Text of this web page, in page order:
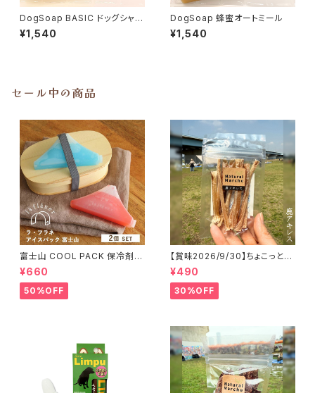
DogSoap BASIC ドッグシャン
プー
¥1,540
DogSoap 蜂蜜オートミール
¥1,540
セール中の商品
富士山 COOL PACK 保冷剤 2
個セット ひんやり雑貨 アイスパ
ックla flaner ラフラネ
¥660
50%OFF
【賞味2026/9/30】ちょこっと
「鹿アキレス」ジビエ鹿 おやつ
¥490
30%OFF